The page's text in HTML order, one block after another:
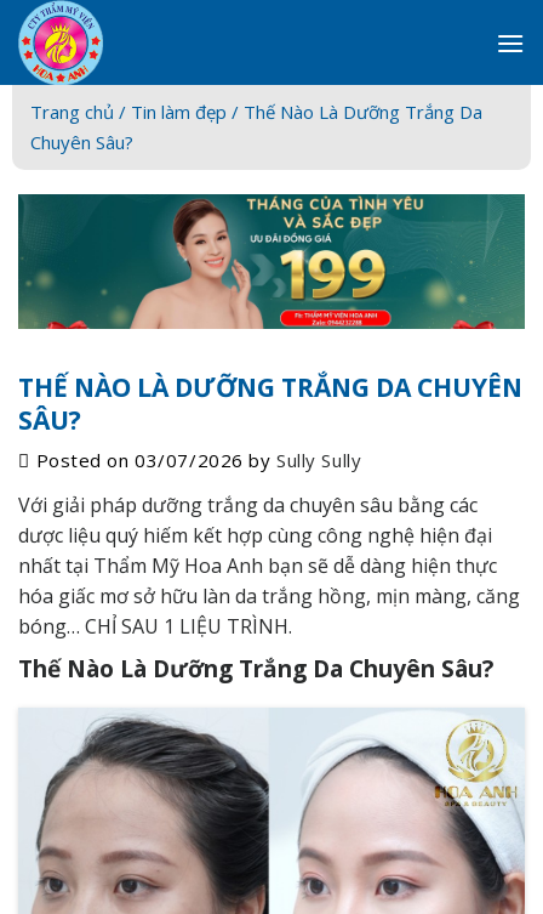
Skip
to
content
Trang chủ / Tin làm đẹp / Thế Nào Là Dưỡng Trắng Da
Chuyên Sâu?
THẾ NÀO LÀ DƯỠNG TRẮNG DA CHUYÊN
SÂU?
Posted on03/07/2026 bySully Sully
Với giải pháp dưỡng trắng da chuyên sâu bằng các
dược liệu quý hiếm kết hợp cùng công nghệ hiện đại
nhất tại Thẩm Mỹ Hoa Anh bạn sẽ dễ dàng hiện thực
hóa giấc mơ sở hữu làn da trắng hồng, mịn màng, căng
bóng… CHỈ SAU 1 LIỆU TRÌNH.
Thế Nào Là Dưỡng Trắng Da Chuyên Sâu?